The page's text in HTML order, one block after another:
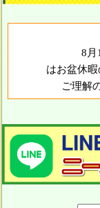
8月
はお盆休暇
ご理解